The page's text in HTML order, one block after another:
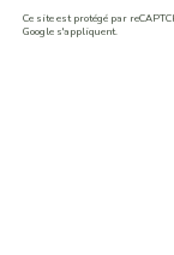
Ce site est protégé par
Google s'appliquent.